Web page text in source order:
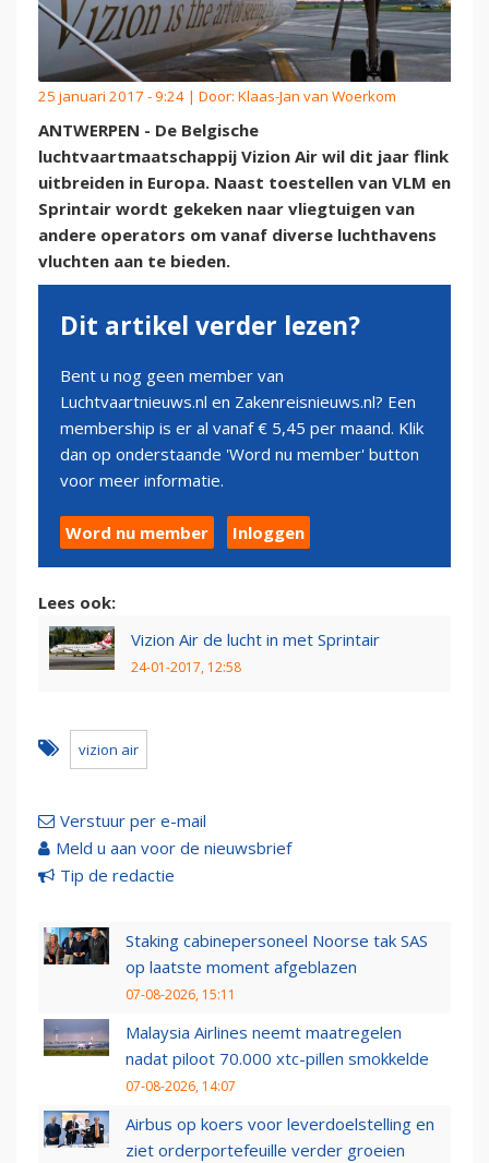
25 januari 2017 - 9:24 | Door: Klaas-Jan van Woerkom
ANTWERPEN - De Belgische
luchtvaartmaatschappij Vizion Air wil dit jaar flink
uitbreiden in Europa. Naast toestellen van VLM en
Sprintair wordt gekeken naar vliegtuigen van
andere operators om vanaf diverse luchthavens
vluchten aan te bieden.
Dit artikel verder lezen?
Bent u nog geen member van
Luchtvaartnieuws.nl en Zakenreisnieuws.nl? Een
membership is er al vanaf € 5,45 per maand. Klik
dan op onderstaande 'Word nu member' button
voor meer informatie.
Word nu member Inloggen
Lees ook:
Vizion Air de lucht in met Sprintair
24-01-2017, 12:58
vizion air
Verstuur per e-mail
Meld u aan voor de nieuwsbrief
Tip de redactie
Staking cabinepersoneel Noorse tak SAS
op laatste moment afgeblazen
07-08-2026, 15:11
Malaysia Airlines neemt maatregelen
nadat piloot 70.000 xtc-pillen smokkelde
07-08-2026, 14:07
Airbus op koers voor leverdoelstelling en
ziet orderportefeuille verder groeien